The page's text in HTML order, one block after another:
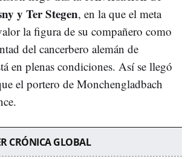
y Ter Stegen, en la que el meta
la figura de su compañero como
del cancerbero alemán de
en plenas condiciones. Así se llegó
el portero de Monchengladbach
CRÓNICA GLOBAL